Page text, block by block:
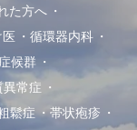
た方へ
循環器内科
候群
異常症
鬆症
帯状疱疹